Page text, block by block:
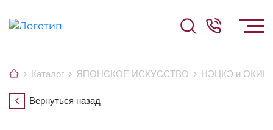
Каталог ЯПОНСКОЕ ИСКУССТВО НЭЦКЭ и
Вернуться назад